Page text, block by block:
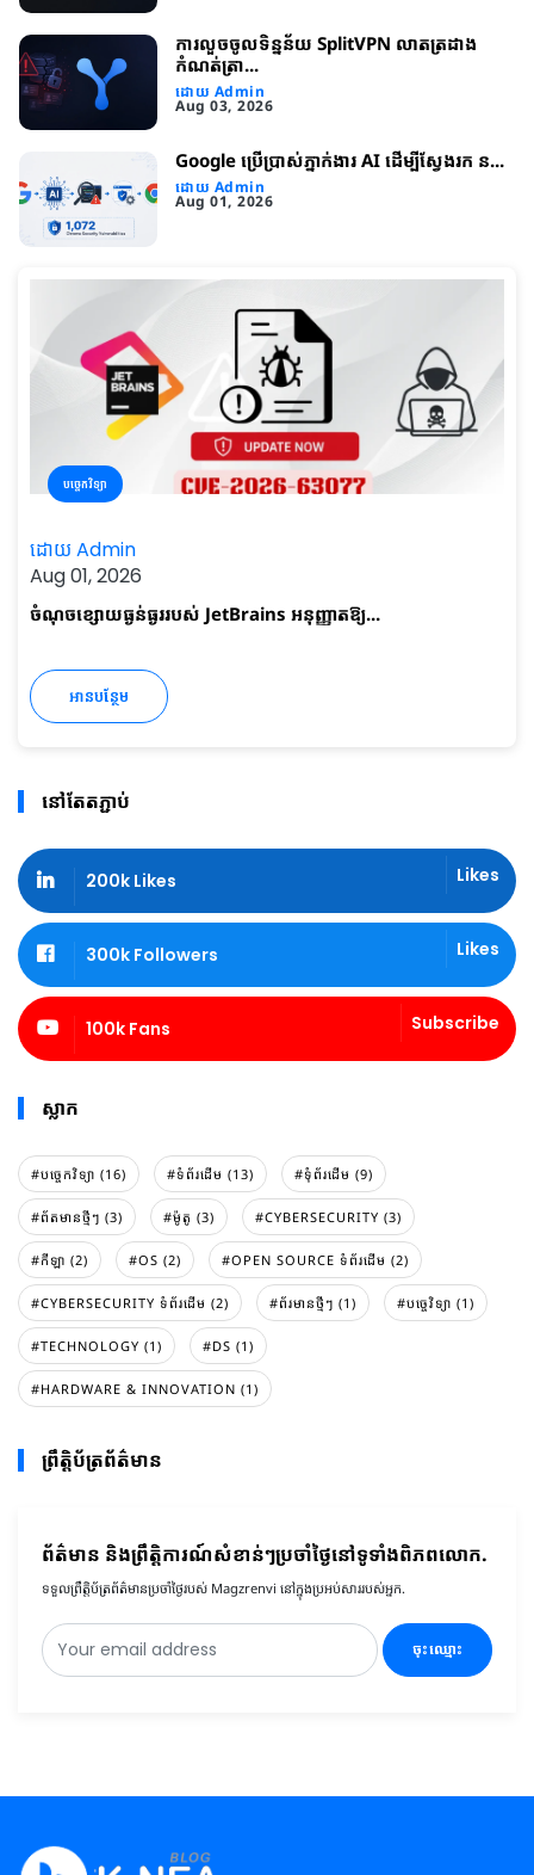
ការលួចចូលទិន្នន័យ SplitVPN លាតត្រដាង
កំណត់ត្រា...
ដោយ Admin
Aug 03, 2026
Google ប្រើប្រាស់ភ្នាក់ងារ AI ដើម្បីស្វែងរក ន...
ដោយ Admin
Aug 01, 2026
បច្ចេកវិទ្យា
ដោយ Admin
Aug 01, 2026
ចំណុចខ្សោយធ្ងន់ធ្ងររបស់ JetBrains អនុញ្ញាតឱ្យ...
អានបន្ថែម
នៅតែតភ្ជាប់
200k Likes Likes
300k Followers Likes
100k Fans Subscribe
ស្លាក
#បច្ចេកវិទ្យា (16) #ទំព័រដេីម (13) #ទំុព័រដេីម (9)
#ព័តមានថ្មីៗ (3) #ម៉ូតូ (3) #CYBERSECURITY (3)
#កីឡា (2) #OS (2) #OPEN SOURCE ទំព័រដើម (2)
#CYBERSECURITY ទំព័រដើម (2) #ព័រមានថ្មីៗ (1) #បច្ចេវិទ្យា (1)
#TECHNOLOGY (1) #DS (1)
#HARDWARE & INNOVATION (1)
ព្រឹត្តិប័ត្រព័ត៌មាន
ព័ត៌មាន និងព្រឹត្តិការណ៍សំខាន់ៗប្រចាំថ្ងៃនៅទូទាំងពិភពលោក.
ទទួលព្រឹត្តិប័ត្រព័ត៌មានប្រចាំថ្ងៃរបស់ Magzrenvi នៅក្នុងប្រអប់សាររបស់អ្នក.
ចុះឈ្មោះ